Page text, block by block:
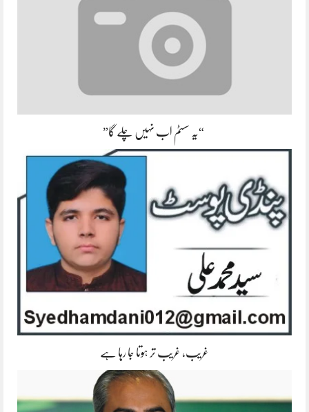
“یہ سسٹم اب نہیں چلے گا”
غریب، غریب تر ہوتا جا رہا ہے